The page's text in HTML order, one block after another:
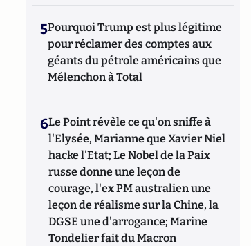
5Pourquoi Trump est plus légitime
pour réclamer des comptes aux
géants du pétrole américains que
Mélenchon à Total
6Le Point révèle ce qu'on sniffe à
l'Elysée, Marianne que Xavier Niel
hacke l'Etat; Le Nobel de la Paix
russe donne une leçon de
courage, l'ex PM australien une
leçon de réalisme sur la Chine, la
DGSE une d'arrogance; Marine
Tondelier fait du Macron